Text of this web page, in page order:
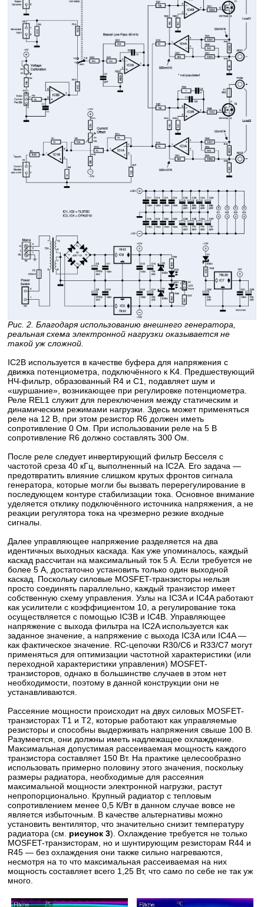
Рис. 2. Благодаря использованию внешнего генератора,
реальная схема электронной нагрузки оказывается не
такой уж сложной.
IC2B используется в качестве буфера для напряжения с
движка потенциометра, подключённого к K4. Предшествующий
НЧ-фильтр, образованный R4 и C1, подавляет шум и
«шуршание», возникающее при регулировке потенциометра.
Реле REL1 служит для переключения между статическим и
динамическим режимами нагрузки. Здесь может применяться
реле на 12 В, при этом резистор R6 должен иметь
сопротивление 0 Ом. При использовании реле на 5 В
сопротивление R6 должно составлять 300 Ом.
После реле следует инвертирующий фильтр Бесселя с
частотой среза 40 кГц, выполненный на IC2A. Его задача —
предотвратить влияние слишком крутых фронтов сигнала
генератора, которые могли бы вызвать перерегулирование в
последующем контуре стабилизации тока. Основное внимание
уделяется отклику подключённого источника напряжения, а не
реакции регулятора тока на чрезмерно резкие входные
сигналы.
Далее управляющее напряжение разделяется на два
идентичных выходных каскада. Как уже упоминалось, каждый
каскад рассчитан на максимальный ток 5 А. Если требуется не
более 5 А, достаточно установить только один выходной
каскад. Поскольку силовые MOSFET-транзисторы нельзя
просто соединять параллельно, каждый транзистор имеет
собственную схему управления. Узлы на IC3A и IC4A работают
как усилители с коэффициентом 10, а регулирование тока
осуществляется с помощью IC3B и IC4B. Управляющее
напряжение с выхода фильтра на IC2A используется как
заданное значение, а напряжение с выхода IC3A или IC4A —
как фактическое значение. RC-цепочки R30/C6 и R33/C7 могут
применяться для оптимизации частотной характеристики (или
переходной характеристики управления) MOSFET-
транзисторов, однако в большинстве случаев в этом нет
необходимости, поэтому в данной конструкции они не
устанавливаются.
Рассеяние мощности происходит на двух силовых MOSFET-
транзисторах T1 и T2, которые работают как управляемые
резисторы и способны выдерживать напряжения свыше 100 В.
Разумеется, они должны иметь надлежащее охлаждение.
Максимальная допустимая рассеиваемая мощность каждого
транзистора составляет 150 Вт. На практике целесообразно
использовать примерно половину этого значения, поскольку
размеры радиатора, необходимые для рассеяния
максимальной мощности электронной нагрузки, растут
непропорционально. Крупный радиатор с тепловым
сопротивлением менее 0,5 К/Вт в данном случае вовсе не
является избыточным. В качестве альтернативы можно
установить вентилятор, что значительно снизит температуру
радиатора (см. рисунок 3). Охлаждение требуется не только
MOSFET-транзисторам, но и шунтирующим резисторам R44 и
R45 — без охлаждения они также сильно нагреваются,
несмотря на то что максимальная рассеиваемая на них
мощность составляет всего 1,25 Вт, что само по себе не так уж
много.